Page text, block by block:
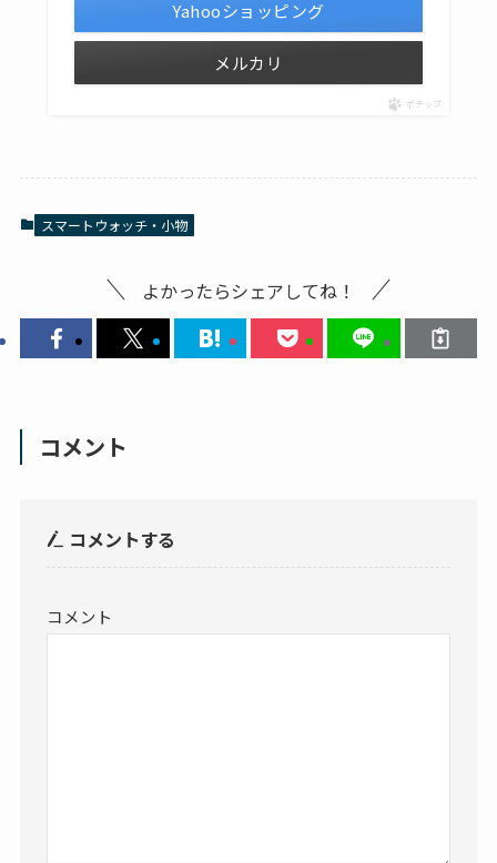
Yahooショッピング
メルカリ
ポチップ
スマートウォッチ・小物
よかったらシェアしてね！
コメント
コメントする
コメント